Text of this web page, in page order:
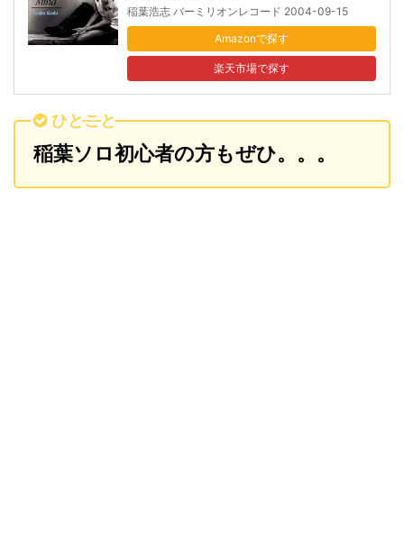
稲葉浩志 バーミリオンレコード 2004-09-15
Amazon
楽天市場
ひとこと
稲葉ソロ初心者の方もぜひ。。。